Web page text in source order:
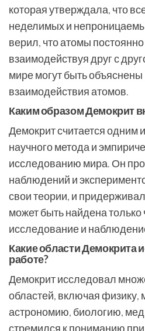
которая утверждала, что
неделимых и
верил, что атомы
взаимодействуя друг с
мире могут быть
взаимодействия атомов.
Каким образом Демокрит
Демокрит считается одним
научного метода и
исследованию мира. Он
наблюдений и
свои теории, и
может быть найдена только
исследование и
Какие области Демокрита
работе?
Демокрит исследовал
областей, включая физику,
астрономию, биологию,
стремился к пониманию